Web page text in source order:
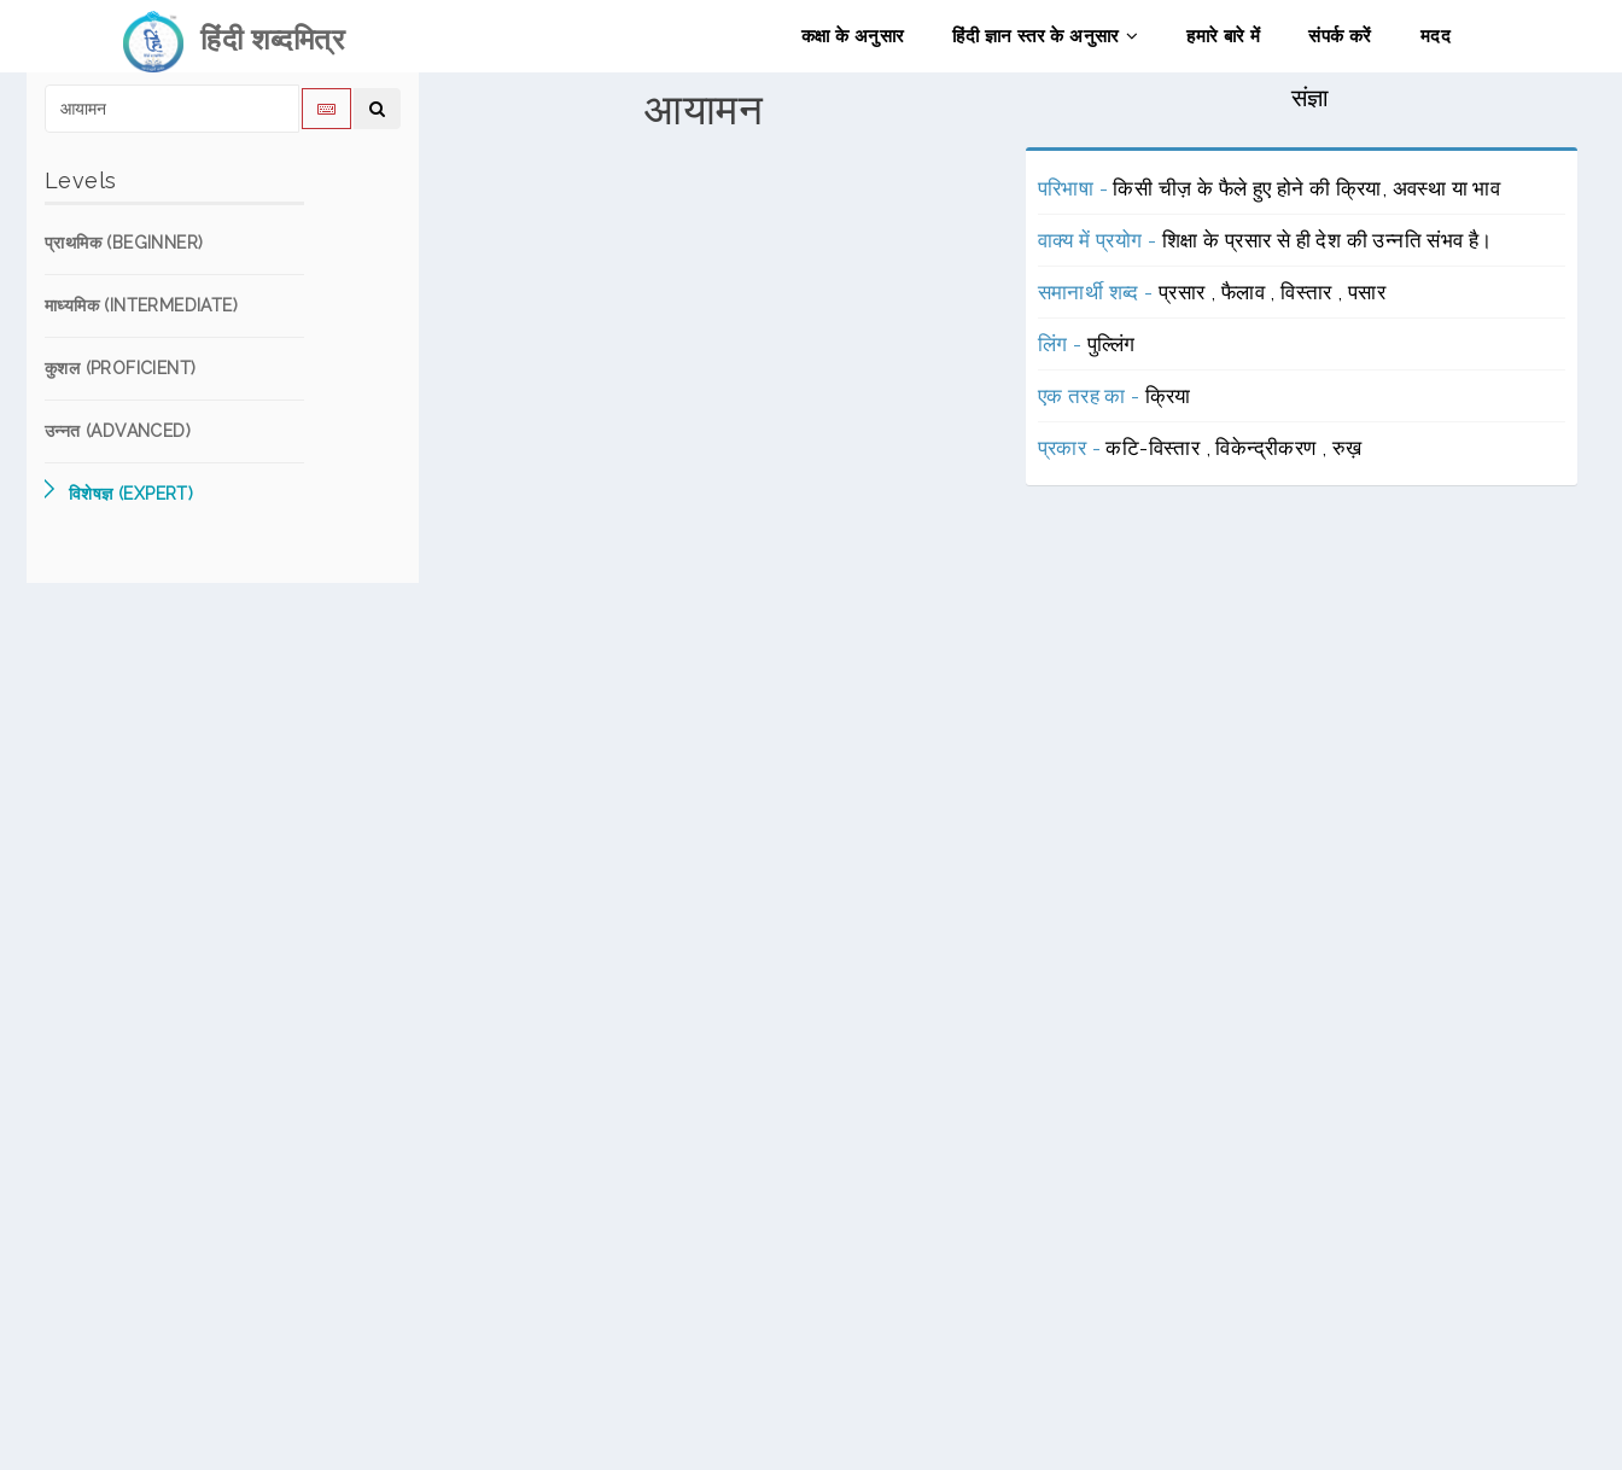
हिंदी शब्दमित्र कक्षा के अनुसार हिंदी ज्ञान स्तर के अनुसार हमारे बारे में संपर्क करें मदद
Levels
प्राथमिक (BEGINNER)
माध्यमिक (INTERMEDIATE)
कुशल (PROFICIENT)
उन्नत (ADVANCED)
विशेषज्ञ (EXPERT)
आयामन संज्ञा
परिभाषा -किसी चीज़ के फैले हुए होने की क्रिया, अवस्था या भाव
वाक्य में प्रयोग -शिक्षा के प्रसार से ही देश की उन्नति संभव है।
समानार्थी शब्द -प्रसार ,फैलाव ,विस्तार ,पसार
लिंग -पुल्लिंग
एक तरह का -क्रिया
प्रकार -कटि-विस्तार ,विकेन्द्रीकरण ,रुख़